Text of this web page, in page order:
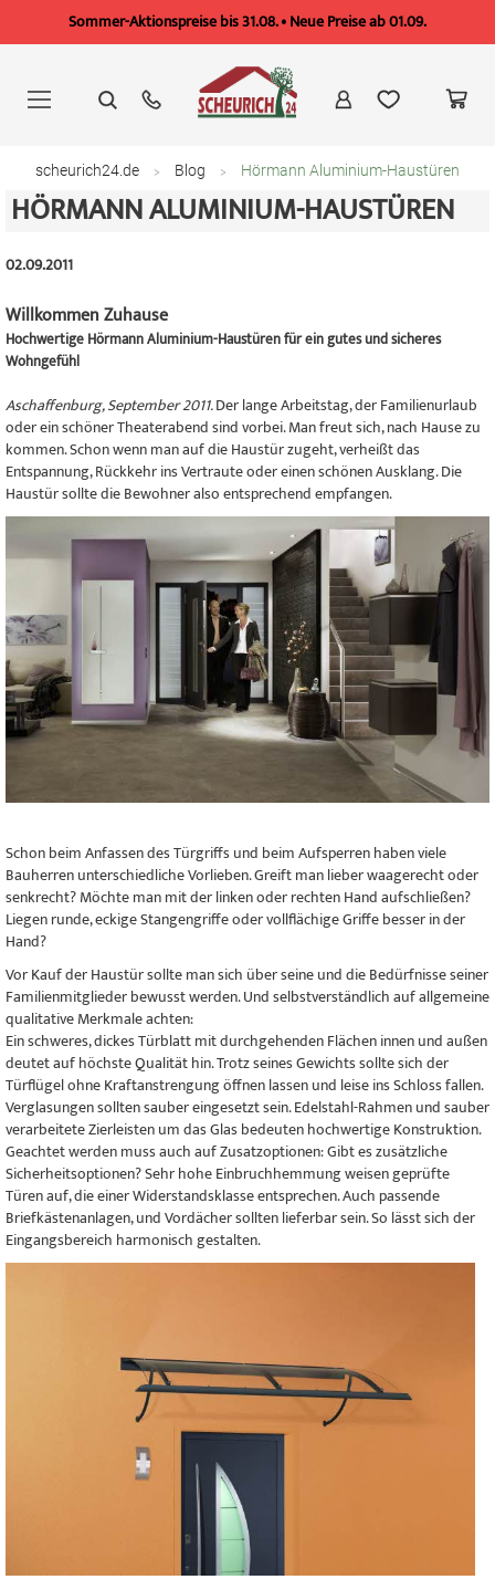
Sommer-Aktionspreise bis 31.08. • Neue Preise ab 01.09.
springen
scheurich24.de Blog Hörmann Aluminium-Haustüren
HÖRMANN ALUMINIUM-HAUSTÜREN
02.09.2011
Willkommen Zuhause
Hochwertige Hörmann Aluminium-Haustüren für ein gutes und sicheres
Wohngefühl
Aschaffenburg, September 2011.Der lange Arbeitstag, der Familienurlaub
oder ein schöner Theaterabend sind vorbei. Man freut sich, nach Hause zu
kommen. Schon wenn man auf die Haustür zugeht, verheißt das
Entspannung, Rückkehr ins Vertraute oder einen schönen Ausklang. Die
Haustür sollte die Bewohner also entsprechend empfangen.
Schon beim Anfassen des Türgriffs und beim Aufsperren haben viele
Bauherren unterschiedliche Vorlieben. Greift man lieber waagerecht oder
senkrecht? Möchte man mit der linken oder rechten Hand aufschließen?
Liegen runde, eckige Stangengriffe oder vollflächige Griffe besser in der
Hand?
Vor Kauf der Haustür sollte man sich über seine und die Bedürfnisse seiner
Familienmitglieder bewusst werden. Und selbstverständlich auf allgemeine
qualitative Merkmale achten:
Ein schweres, dickes Türblatt mit durchgehenden Flächen innen und außen
deutet auf höchste Qualität hin. Trotz seines Gewichts sollte sich der
Türflügel ohne Kraftanstrengung öffnen lassen und leise ins Schloss fallen.
Verglasungen sollten sauber eingesetzt sein. Edelstahl-Rahmen und sauber
verarbeitete Zierleisten um das Glas bedeuten hochwertige Konstruktion.
Geachtet werden muss auch auf Zusatzoptionen: Gibt es zusätzliche
Sicherheitsoptionen? Sehr hohe Einbruchhemmung weisen geprüfte
Türen auf, die einer Widerstandsklasse entsprechen. Auch passende
Briefkästenanlagen, und Vordächer sollten lieferbar sein. So lässt sich der
Eingangsbereich harmonisch gestalten.